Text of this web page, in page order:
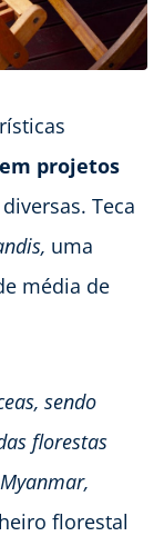
projetos
Teca
uma
média de
sendo
florestas
florestal